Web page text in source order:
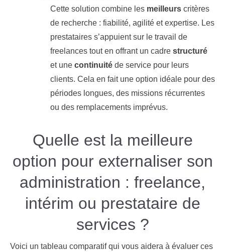
Cette solution combine les meilleurs critères
de recherche : fiabilité, agilité et expertise. Les
prestataires s’appuient sur le travail de
freelances tout en offrant un cadre structuré
et une continuité de service pour leurs
clients. Cela en fait une option idéale pour des
périodes longues, des missions récurrentes
ou des remplacements imprévus.
Quelle est la meilleure
option pour externaliser son
administration : freelance,
intérim ou prestataire de
services ?
Voici un tableau comparatif qui vous aidera à évaluer ces